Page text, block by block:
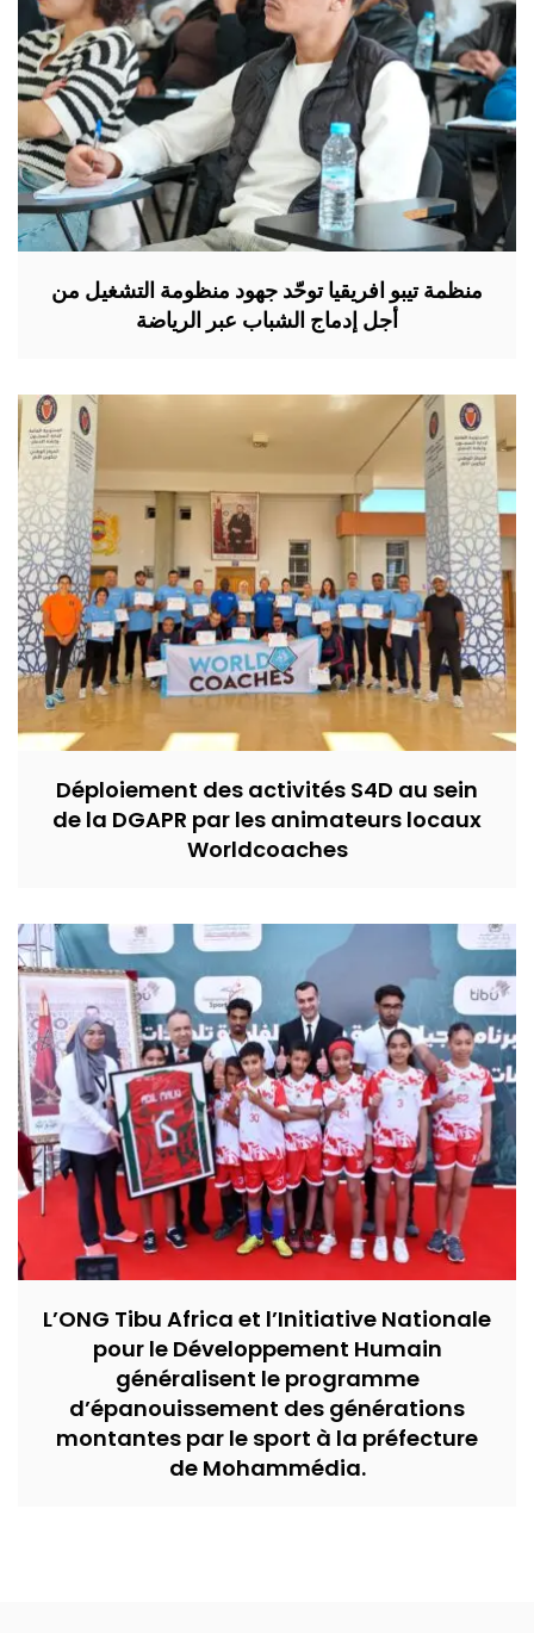
منظمة تيبو افريقيا توحّد جهود منظومة التشغيل من
أجل إدماج الشباب عبر الرياضة
Déploiement des activités S4D au sein
de la DGAPR par les animateurs locaux
Worldcoaches
L’ONG Tibu Africa et l’Initiative Nationale
pour le Développement Humain
généralisent le programme
d’épanouissement des générations
montantes par le sport à la préfecture
de Mohammédia.